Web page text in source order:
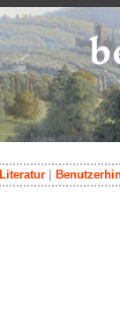
Literatur